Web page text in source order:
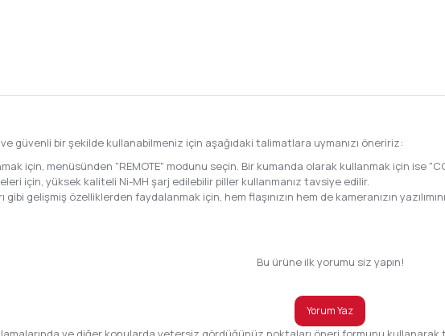
güvenli bir şekilde kullanabilmeniz için aşağıdaki talimatlara uymanızı öneririz:
için, menüsünden "REMOTE" modunu seçin. Bir kumanda olarak kullanmak için ise
için, yüksek kaliteli Ni-MH şarj edilebilir piller kullanmanız tavsiye edilir.
gibi gelişmiş özelliklerden faydalanmak için, hem flaşınızın hem de kameranızın
Bu ürüne ilk yorumu siz yapın!
Yorum Yaz